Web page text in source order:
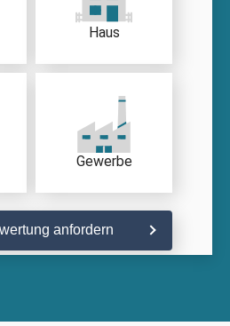
Haus
Gewerbe
anfordern